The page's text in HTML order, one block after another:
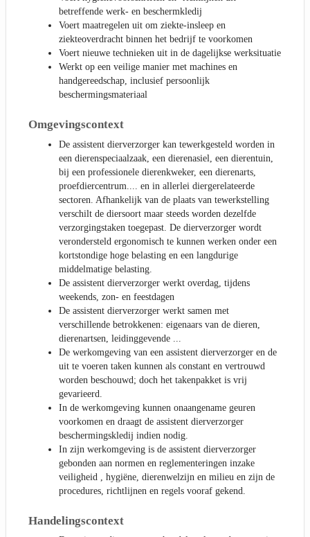
betreffende werk- en beschermkledij
Voert maatregelen uit om ziekte-insleep en
ziekteoverdracht binnen het bedrijf te voorkomen
Voert nieuwe technieken uit in de dagelijkse werksituatie
Werkt op een veilige manier met machines en
handgereedschap, inclusief persoonlijk
beschermingsmateriaal
Omgevingscontext
De assistent dierverzorger kan tewerkgesteld worden in
een dierenspeciaalzaak, een dierenasiel, een dierentuin,
bij een professionele dierenkweker, een dierenarts,
proefdiercentrum.... en in allerlei diergerelateerde
sectoren. Afhankelijk van de plaats van tewerkstelling
verschilt de diersoort maar steeds worden dezelfde
verzorgingstaken toegepast. De dierverzorger wordt
verondersteld ergonomisch te kunnen werken onder een
kortstondige hoge belasting en een langdurige
middelmatige belasting.
De assistent dierverzorger werkt overdag, tijdens
weekends, zon- en feestdagen
De assistent dierverzorger werkt samen met
verschillende betrokkenen: eigenaars van de dieren,
dierenartsen, leidinggevende ...
De werkomgeving van een assistent dierverzorger en de
uit te voeren taken kunnen als constant en vertrouwd
worden beschouwd; doch het takenpakket is vrij
gevarieerd.
In de werkomgeving kunnen onaangename geuren
voorkomen en draagt de assistent dierverzorger
beschermingskledij indien nodig.
In zijn werkomgeving is de assistent dierverzorger
gebonden aan normen en reglementeringen inzake
veiligheid , hygiëne, dierenwelzijn en milieu en zijn de
procedures, richtlijnen en regels vooraf gekend.
Handelingscontext